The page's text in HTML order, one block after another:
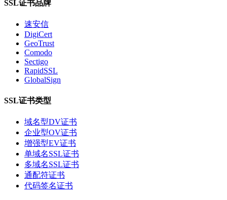
SSL证书品牌
速安信
DigiCert
GeoTrust
Comodo
Sectigo
RapidSSL
GlobalSign
SSL证书类型
域名型DV证书
企业型OV证书
增强型EV证书
单域名SSL证书
多域名SSL证书
通配符证书
代码签名证书